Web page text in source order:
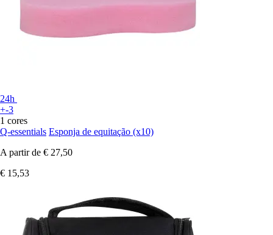
24h
+-3
1 cores
Q-essentials Esponja de equitação (x10)
A partir de € 27,50
€ 15,53